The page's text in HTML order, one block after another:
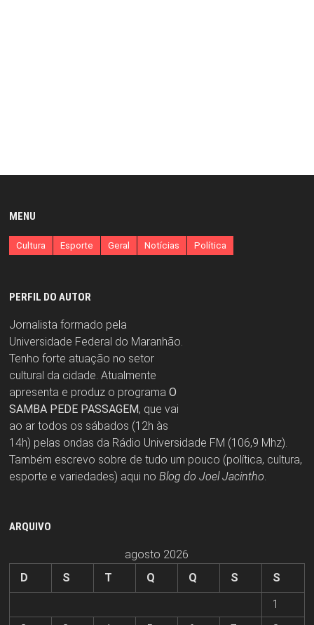
MENU
Cultura Esporte Geral Notícias Política
PERFIL DO AUTOR
Jornalista formado pela
Universidade Federal do Maranhão.
Tenho forte atuação no setor
cultural da cidade. Atualmente
apresenta e produz o programa O
SAMBA PEDE PASSAGEM, que vai
ao ar todos os sábados (12h às
14h) pelas ondas da Rádio Universidade FM (106,9 Mhz).
Também escrevo sobre de tudo um pouco (política, cultura,
esporte e variedades) aqui no Blog do Joel Jacintho.
ARQUIVO
agosto 2026
D
S T Q Q S
S
1